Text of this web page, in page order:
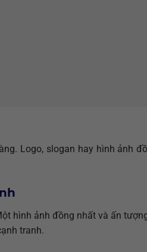
Logo, slogan hay hình ảnh
hình ảnh đồng nhất và ấn
tranh.